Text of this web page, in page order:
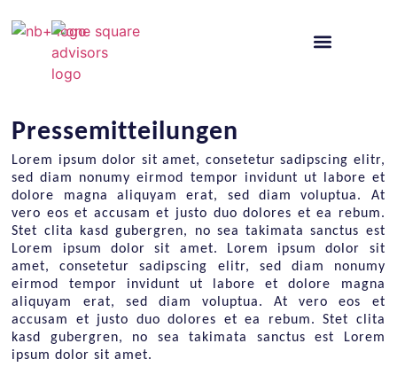
Pressemitteilungen
Lorem ipsum dolor sit amet, consetetur sadipscing elitr,
sed diam nonumy eirmod tempor invidunt ut labore et
dolore magna aliquyam erat, sed diam voluptua. At
vero eos et accusam et justo duo dolores et ea rebum.
Stet clita kasd gubergren, no sea takimata sanctus est
Lorem ipsum dolor sit amet. Lorem ipsum dolor sit
amet, consetetur sadipscing elitr, sed diam nonumy
eirmod tempor invidunt ut labore et dolore magna
aliquyam erat, sed diam voluptua. At vero eos et
accusam et justo duo dolores et ea rebum. Stet clita
kasd gubergren, no sea takimata sanctus est Lorem
ipsum dolor sit amet.